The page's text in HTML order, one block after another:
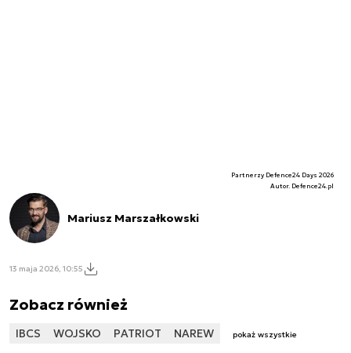
Partnerzy Defence24 Days 2026
Autor. Defence24.pl
Mariusz Marszałkowski
13 maja 2026, 10:55
Zobacz również
IBCS WOJSKO PATRIOT NAREW pokaż wszystkie